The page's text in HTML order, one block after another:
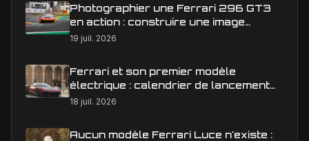
Photographier une Ferrari 296 GT3
en action : construire une image
éditoriale qui raconte la course
19 juil. 2026
Ferrari et son premier modèle
électrique : calendrier de lancement
en Europe
18 juil. 2026
Aucun modèle Ferrari Luce n'existe :